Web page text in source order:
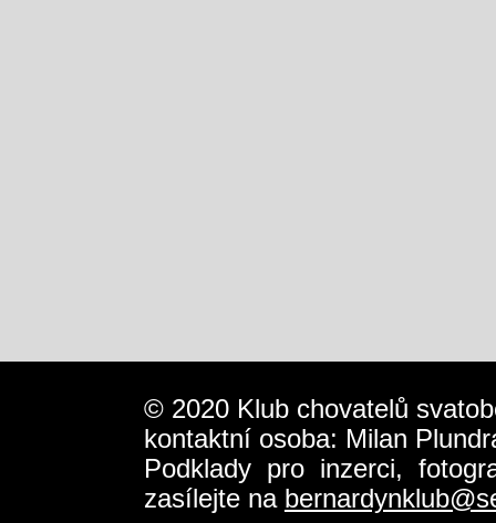
© 2020 Klub chovatelů
kontaktní osoba: Milan
Podklady pro inzerci,
zasílejte na